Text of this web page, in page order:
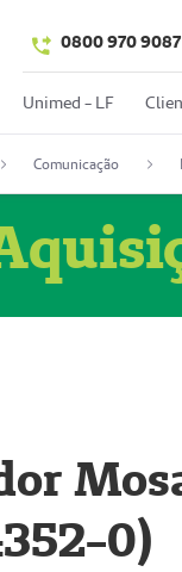
0800 970 9087
Unimed - LF
Comunicação
0)